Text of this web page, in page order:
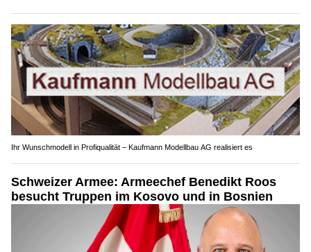
Ihr Wunschmodell in Profiqualität – Kaufmann Modellbau AG realisiert es
Schweizer Armee: Armeechef Benedikt Roos
besucht Truppen im Kosovo und in Bosnien